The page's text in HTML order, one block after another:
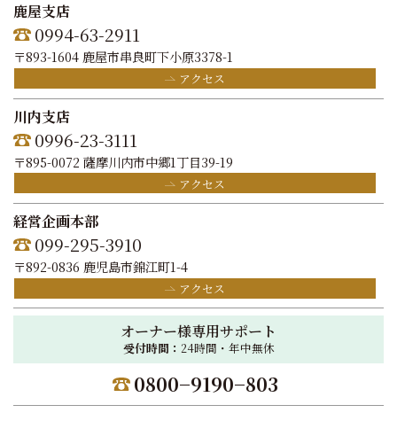
鹿屋支店
0994-63-2911
〒893-1604 鹿屋市串良町下小原3378-1
アクセス
川内支店
0996-23-3111
〒895-0072 薩摩川内市中郷1丁目39-19
アクセス
経営企画本部
099-295-3910
〒892-0836 鹿児島市錦江町1-4
アクセス
オーナー様専用サポート
受付時間： 24時間・年中無休
0800−9190−803